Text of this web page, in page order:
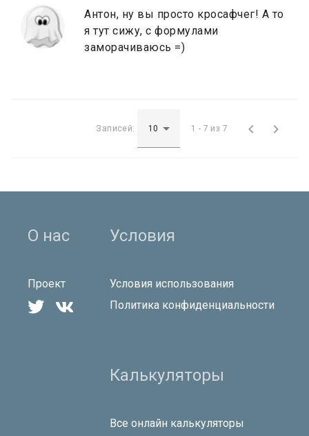
Антон, ну вы просто кросафчег! А то
я тут сижу, с формулами
заморачиваюсь =)
Записей: 1 - 7 из 7  
О нас
Проект
 
Условия
Условия использования
Политика конфиденциальности
Калькуляторы
Все онлайн калькуляторы